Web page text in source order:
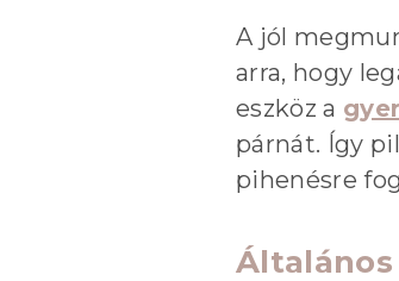
A jól
arra, hogy
eszköz a
párnát. Így
pihenésre